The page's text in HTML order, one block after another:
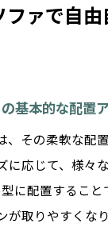
ファで自
基本的な配置
、その柔軟な配
に応じて、様々
に配置するこ
が取りやすくな